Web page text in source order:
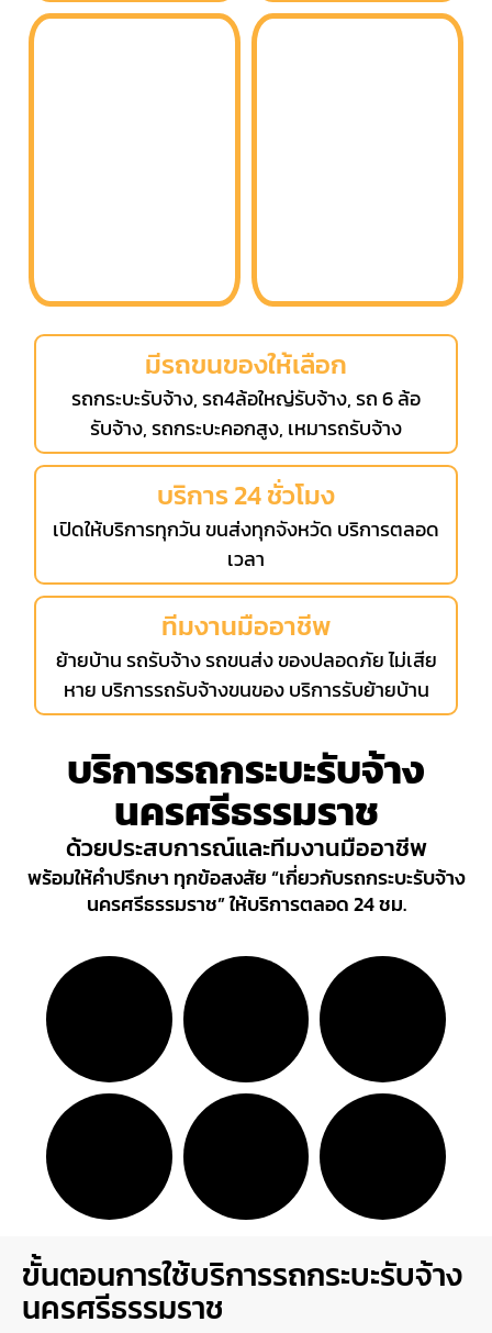
มีรถขนของให้เลือก
รถกระบะรับจ้าง, รถ4ล้อใหญ่รับจ้าง, รถ 6 ล้อ
รับจ้าง, รถกระบะคอกสูง, เหมารถรับจ้าง
บริการ 24 ชั่วโมง
เปิดให้บริการทุกวัน ขนส่งทุกจังหวัด บริการตลอด
เวลา
ทีมงานมืออาชีพ
ย้ายบ้าน รถรับจ้าง รถขนส่ง ของปลอดภัย ไม่เสีย
หาย บริการรถรับจ้างขนของ บริการรับย้ายบ้าน
บริการรถกระบะรับจ้าง
นครศรีธรรมราช
ด้วยประสบการณ์และทีมงานมืออาชีพ
พร้อมให้คำปรึกษา ทุกข้อสงสัย “เกี่ยวกับรถกระบะรับจ้าง
นครศรีธรรมราช” ให้บริการตลอด 24 ชม.
ขั้นตอนการใช้บริการรถกระบะรับจ้าง
นครศรีธรรมราช